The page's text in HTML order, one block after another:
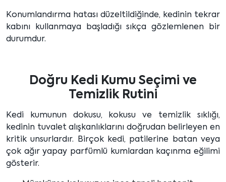
Konumlandırma hatası düzeltildiğinde, kedinin tekrar
kabını kullanmaya başladığı sıkça gözlemlenen bir
durumdur.
Doğru Kedi Kumu Seçimi ve
Temizlik Rutini
Kedi kumunun dokusu, kokusu ve temizlik sıklığı,
kedinin tuvalet alışkanlıklarını doğrudan belirleyen en
kritik unsurlardır. Birçok kedi, patilerine batan veya
çok ağır yapay parfümlü kumlardan kaçınma eğilimi
gösterir.